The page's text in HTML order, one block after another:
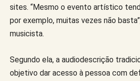
sites. “Mesmo o evento artístico
por exemplo, muitas vezes não
musicista.
Segundo ela, a audiodescrição
objetivo dar acesso à pessoa com